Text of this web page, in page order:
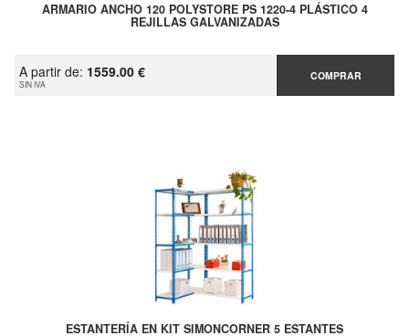
ARMARIO ANCHO 120 POLYSTORE PS 1220-4 PLÁSTICO 4
REJILLAS GALVANIZADAS
A partir de: 1559.00 €
SIN IVA
COMPRAR
ESTANTERÍA EN KIT SIMONCORNER 5 ESTANTES